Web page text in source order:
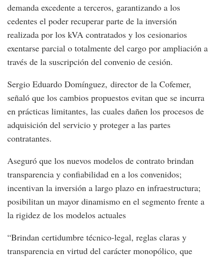
demanda excedente a terceros, garantizando a los
cedentes el poder recuperar parte de la inversión
realizada por los kVA contratados y los cesionarios
exentarse parcial o totalmente del cargo por ampliación a
través de la suscripción del convenio de cesión.
Sergio Eduardo Domínguez, director de la Cofemer,
señaló que los cambios propuestos evitan que se incurra
en prácticas limitantes, las cuales dañen los procesos de
adquisición del servicio y proteger a las partes
contratantes.
Aseguró que los nuevos modelos de contrato brindan
transparencia y confiabilidad en a los convenidos;
incentivan la inversión a largo plazo en infraestructura;
posibilitan un mayor dinamismo en el segmento frente a
la rigidez de los modelos actuales
“Brindan certidumbre técnico-legal, reglas claras y
transparencia en virtud del carácter monopólico, que